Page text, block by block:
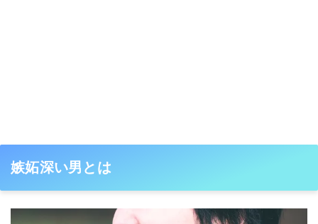
嫉妬深い男とは